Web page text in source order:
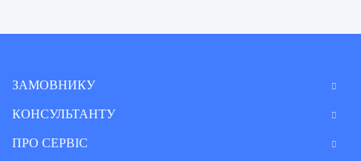
ЗАМОВНИКУ
КОНСУЛЬТАНТУ
ПРО СЕРВІС